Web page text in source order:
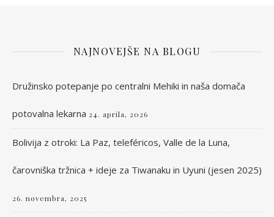
NAJNOVEJŠE NA BLOGU
Družinsko potepanje po centralni Mehiki in naša domača
potovalna lekarna 24. aprila, 2026
Bolivija z otroki: La Paz, teleféricos, Valle de la Luna,
čarovniška tržnica + ideje za Tiwanaku in Uyuni (jesen 2025)
26. novembra, 2025